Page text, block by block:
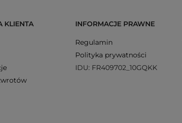
KLIENTA INFORMACJE PRAWNE
Regulamin
Polityka prywatności
IDU: FR409702_10GQKK